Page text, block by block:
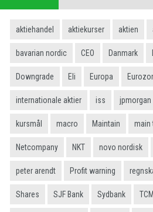
aktiehandel aktiekurser aktien
bavarian nordic CEO Danmark
Downgrade Eli Europa
internationale aktier iss jpmorgan
kursmål macro Maintain main
Netcompany NKT novo nordisk
peter arendt Profit warning
Shares SJF Bank Sydbank